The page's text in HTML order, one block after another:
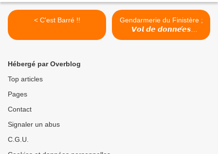
< C'est Barré !!
Gendarmerie du Finistère ;
𝙑𝙤𝙡 𝙙𝙚 𝙙𝙤𝙣𝙣𝙚́𝙚𝙨
𝙗𝙖𝙣𝙘𝙖𝙞𝙧𝙚𝙨 >
Hébergé par Overblog
Top articles
Pages
Contact
Signaler un abus
C.G.U.